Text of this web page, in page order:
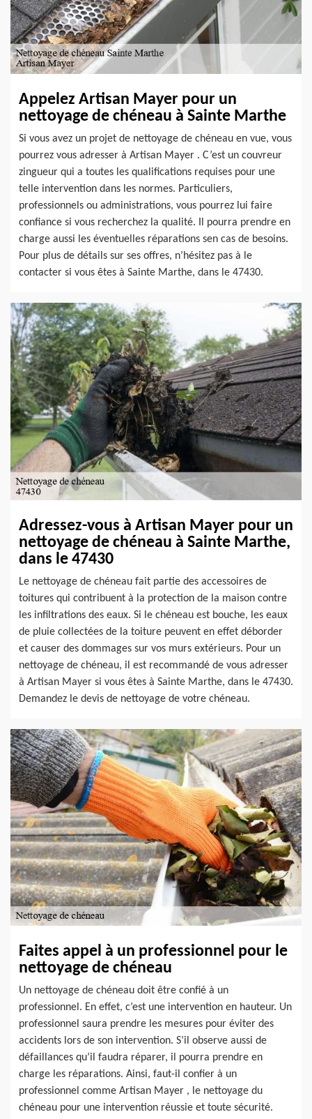
Appelez Artisan Mayer pour un
nettoyage de chéneau à Sainte Marthe
Si vous avez un projet de nettoyage de chéneau en vue, vous
pourrez vous adresser à Artisan Mayer . C’est un couvreur
zingueur qui a toutes les qualifications requises pour une
telle intervention dans les normes. Particuliers,
professionnels ou administrations, vous pourrez lui faire
confiance si vous recherchez la qualité. Il pourra prendre en
charge aussi les éventuelles réparations sen cas de besoins.
Pour plus de détails sur ses offres, n’hésitez pas à le
contacter si vous êtes à Sainte Marthe, dans le 47430.
Adressez-vous à Artisan Mayer pour un
nettoyage de chéneau à Sainte Marthe,
dans le 47430
Le nettoyage de chéneau fait partie des accessoires de
toitures qui contribuent à la protection de la maison contre
les infiltrations des eaux. Si le chéneau est bouche, les eaux
de pluie collectées de la toiture peuvent en effet déborder
et causer des dommages sur vos murs extérieurs. Pour un
nettoyage de chéneau, il est recommandé de vous adresser
à Artisan Mayer si vous êtes à Sainte Marthe, dans le 47430.
Demandez le devis de nettoyage de votre chéneau.
Faites appel à un professionnel pour le
nettoyage de chéneau
Un nettoyage de chéneau doit être confié à un
professionnel. En effet, c’est une intervention en hauteur. Un
professionnel saura prendre les mesures pour éviter des
accidents lors de son intervention. S’il observe aussi de
défaillances qu’il faudra réparer, il pourra prendre en
charge les réparations. Ainsi, faut-il confier à un
professionnel comme Artisan Mayer , le nettoyage du
chéneau pour une intervention réussie et toute sécurité.